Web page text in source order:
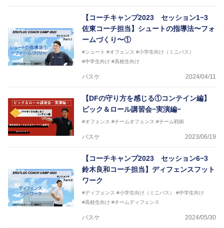
【コーチキャンプ2023 セッション1−3
佐東コーチ担当】シュートの指導法〜フォ
ームづくり〜①
#シュート #オフェンス #小学生向け（ミニバス）
#中学生向け #高校生向け
バスケ 2024/04/11
【DFの守り方を感じる①コンテイン編】
ピック＆ロール講習会−実演編−
#オフェンス #チームオフェンス #チーム戦術
バスケ 2023/06/19
【コーチキャンプ2023 セッション6−3
鈴木良和コーチ担当】ディフェンスフット
ワーク
#ディフェンス #小学生向け（ミニバス）
#中学生向け
#高校生向け #チームディフェンス
バスケ 2024/05/30